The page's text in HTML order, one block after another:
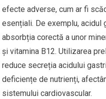
efecte adverse, cum ar fi
esențiali. De exemplu,
absorbția corectă a unor
și vitamina B12. Utilizarea
reduce secreția acidului
deficiențe de nutrienți,
sistemului cardiovascular.